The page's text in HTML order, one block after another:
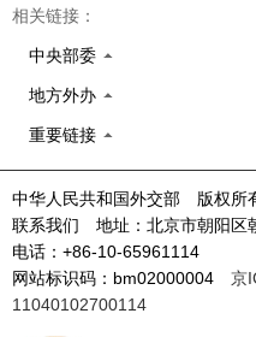
相关链接：
中央部委
地方外办
重要链接
中华人民共和国外交部 版权所
联系我们 地址：北京市朝阳
电话：+86-10-65961114
网站标识码：bm02000004 京
11040102700114